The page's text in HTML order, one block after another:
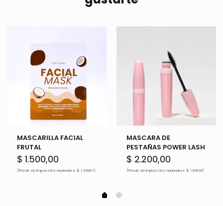
MASCARILLA FACIAL
FRUTAL
$ 1.500,00
(Precio sin impuestos nacionales: $ 1.239,67)
MASCARA DE
PESTAÑAS POWER LASH
$ 2.200,00
(Precio sin impuestos nacionales: $ 1.818,18)